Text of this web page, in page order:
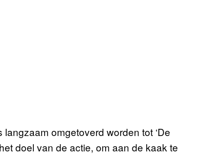
omgetoverd worden tot ‘De
doel van de actie, om aan de kaak te